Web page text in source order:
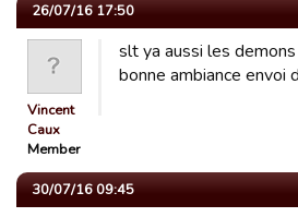
26/07/16 17:50
Vincent
Caux
Member
slt ya aussi les
bonne ambiance envoi
30/07/16 09:45